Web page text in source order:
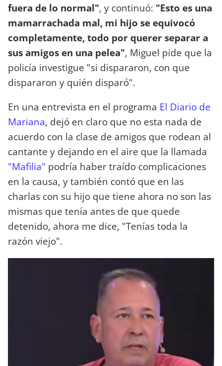
fuera de lo normal", y continuó: "Esto es una
mamarrachada mal, mi hijo se equivocó
completamente, todo por querer separar a
sus amigos en una pelea", Miguel pide que la
policía investigue "si dispararon, con que
dispararon y quién disparó".
En una entrevista en el programa El Diario de
Mariana, dejó en claro que no esta nada de
acuerdo con la clase de amigos que rodean al
cantante y dejando en el aire que la llamada
"Mafilia" podría haber traído complicaciones
en la causa, y también contó que en las
charlas con su hijo que tiene ahora no son las
mismas que tenía antes de que quede
detenido, ahora me dice, "Tenías toda la
razón viejo".